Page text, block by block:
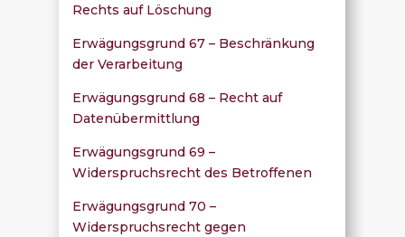
Rechts auf Löschung
Erwägungsgrund 67 – Beschränkung
der Verarbeitung
Erwägungsgrund 68 – Recht auf
Datenübermittlung
Erwägungsgrund 69 –
Widerspruchsrecht des Betroffenen
Erwägungsgrund 70 –
Widerspruchsrecht gegen